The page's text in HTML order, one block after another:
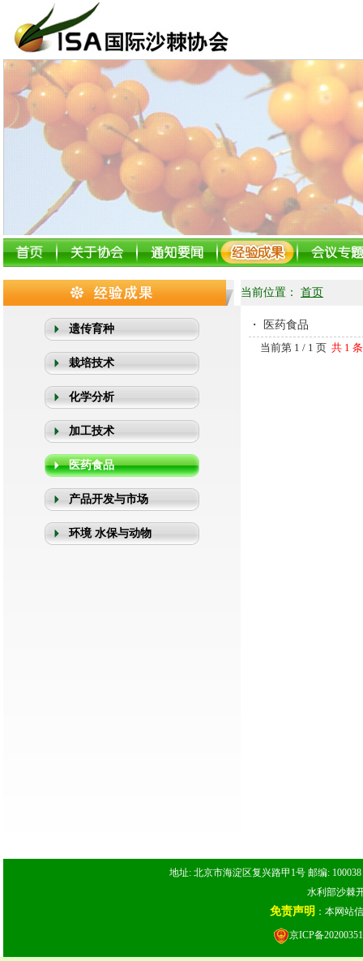
当前位置： 首页
遗传育种
栽培技术
化学分析
加工技术
医药食品
产品开发与市场
环境 水保与动物
・
医药食品
当前第 1 / 1 页 共 1
地址: 北京市海淀区复兴路甲1号 邮编:
水利部沙棘
免责声明 ：本网站
京ICP备